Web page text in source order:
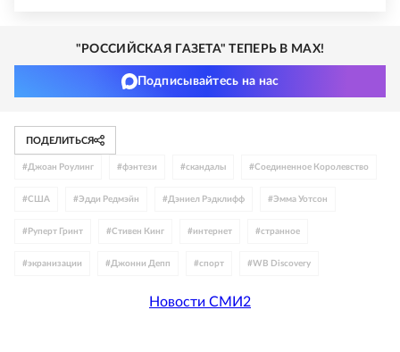
"РОССИЙСКАЯ ГАЗЕТА" ТЕПЕРЬ В MAX!
Подписывайтесь на нас
ПОДЕЛИТЬСЯ
#Джоан Роулинг #фэнтези #скандалы #Соединенное Королевство
#США #Эдди Редмэйн #Дэниел Рэдклифф #Эмма Уотсон
# Руперт Гринт #Стивен Кинг #интернет #странное
#экранизации #Джонни Депп #спорт #WB Discovery
Новости СМИ2